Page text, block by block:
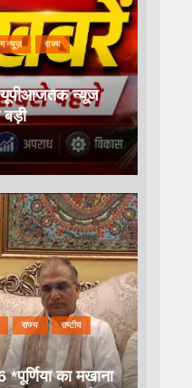
न्यूज़ राज्य
यूपीआजतक न्यूज
राज्य राष्टीय
*पूर्णिया का मखाना